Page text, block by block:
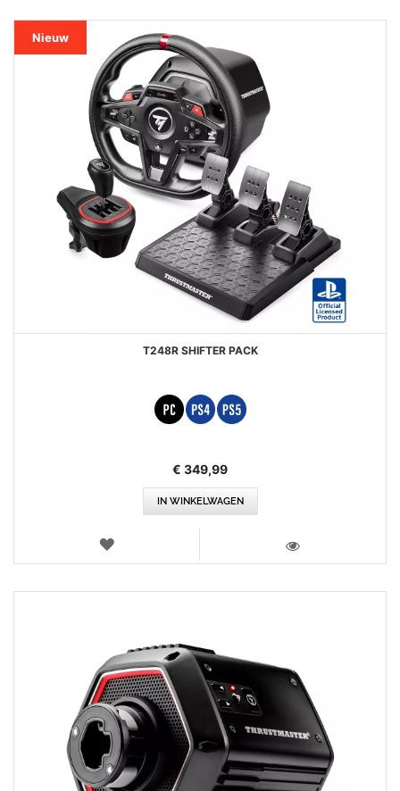
Nieuw
T248R SHIFTER PACK
€ 349,99
IN WINKELWAGEN
VERLANGLIJST